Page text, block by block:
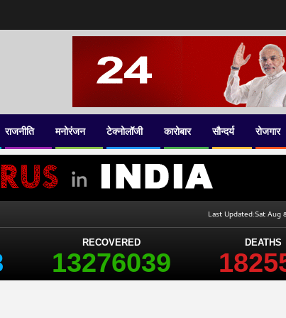
राजनीति मनोरंजन टेक्नोलॉजी कारोबार सौन्दर्य रोजगार